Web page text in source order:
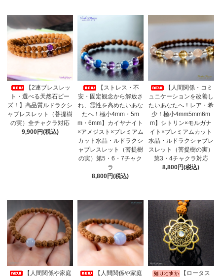
【2連ブレスレッ
ト・選べる天然石ビー
ズ！】高品質ルドラクシ
ャブレスレット（菩提樹
の実）全チャクラ対応
9,900円(税込)
【ストレス・不
安・固定観念から解放さ
れ、霊性を高めたいあな
たへ！極小4mm・5m
m・6mm】カイヤナイト
×アメジスト×プレミアム
カット水晶・ルドラクシ
ャブレスレット（菩提樹
の実）第5・6・7チャク
ラ
8,800円(税込)
【人間関係・コミ
ュニケーションを改善し
たいあなたへ！レア・希
少！極小4mm5mm6m
m】シトリン×モルガナ
イト×プレミアムカット
水晶・ルドラクシャブレ
スレット（菩提樹の実）
第3・4チャクラ対応
8,800円(税込)
【人間関係や家庭
【人間関係や家庭
【ロータス